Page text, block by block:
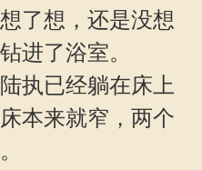
了想，还是没想
进了浴室。
执已经躺在床上
本来就窄，两个